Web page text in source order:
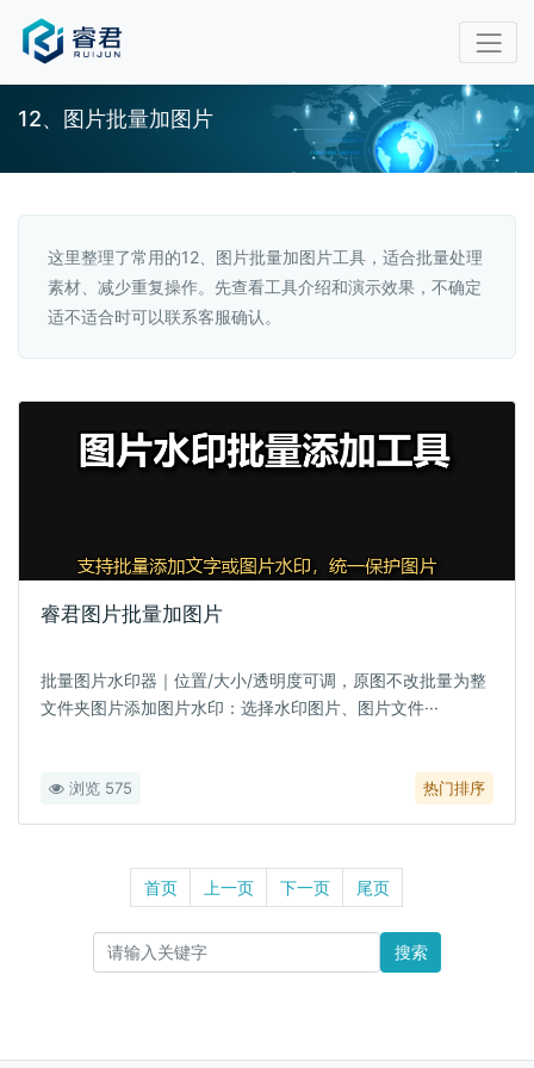
12、图片批量加图片
这里整理了常用的12、图片批量加图片工具，适合批量处理
素材、减少重复操作。先查看工具介绍和演示效果，不确定
适不适合时可以联系客服确认。
睿君图片批量加图片
批量图片水印器｜位置/大小/透明度可调，原图不改批量为整
文件夹图片添加图片水印：选择水印图片、图片文件···
浏览 575 热门排序
首页 上一页 下一页 尾页
搜索